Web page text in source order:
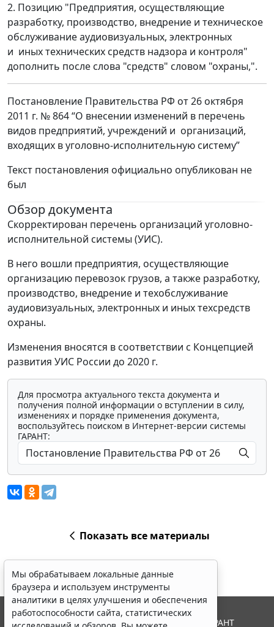
2. Позицию "Предприятия, осуществляющие
разработку, производство, внедрение и техническое
обслуживание аудиовизуальных, электронных
и иных технических средств надзора и контроля"
дополнить после слова "средств" словом "охраны,".
Постановление Правительства РФ от 26 октября
2011 г. № 864 “О внесении изменений в перечень
видов предприятий, учреждений и организаций,
входящих в уголовно-исполнительную систему”
Текст постановления официально опубликован не
был
Обзор документа
Скорректирован перечень организаций уголовно-
исполнительной системы (УИС).
В него вошли предприятия, осуществляющие
организацию перевозок грузов, а также разработку,
производство, внедрение и техобслуживание
аудиовизуальных, электронных и иных техсредств
охраны.
Изменения вносятся в соответствии с Концепцией
развития УИС России до 2020 г.
Для просмотра актуального текста документа и
получения полной информации о вступлении в силу,
изменениях и порядке применения документа,
воспользуйтесь поиском в Интернет-версии системы
ГАРАНТ:
Показать все материалы
Мы обрабатываем локальные данные
браузера и используем инструменты
аналитики в целях улучшения и обеспечения
работоспособности сайта, статистических
© ООО "НПП "ГАРАНТ-СЕРВИС", 2026. Система ГАРАНТ